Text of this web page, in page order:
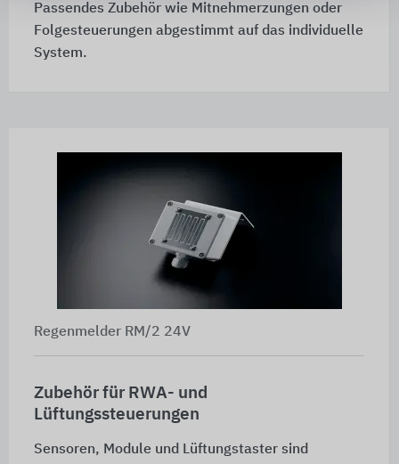
Passendes Zubehör wie Mitnehmerzungen oder
Folgesteuerungen abgestimmt auf das individuelle
System.
Regenmelder RM/2 24V
Zubehör für RWA- und
Lüftungssteuerungen
Sensoren, Module und Lüftungstaster sind